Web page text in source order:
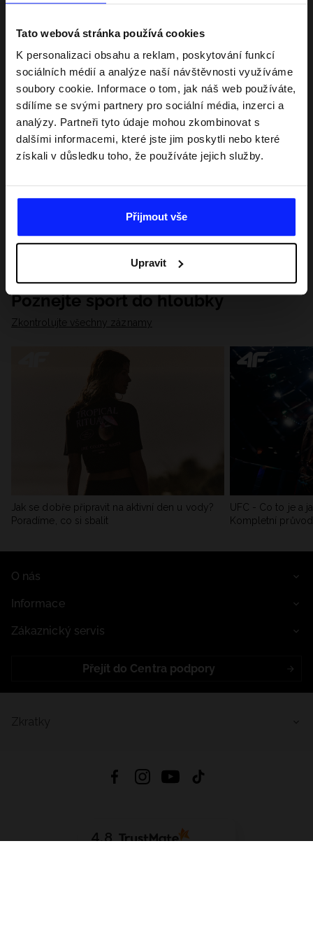
Tato webová stránka používá cookies
K personalizaci obsahu a reklam, poskytování funkcí
sociálních médií a analýze naší návštěvnosti využíváme
soubory cookie. Informace o tom, jak náš web používáte,
sdílíme se svými partnery pro sociální média, inzerci a
analýzy. Partneři tyto údaje mohou zkombinovat s
dalšími informacemi, které jste jim poskytli nebo které
získali v důsledku toho, že používáte jejich služby.
Přijmout vše
Upravit
Poznejte sport do hloubky
Zkontrolujte všechny záznamy
Jak se dobře připravit na aktivní den u vody?
Poradíme, co si sbalit
UFC - Co to je a
Kompletní
O nás
Informace
Zákaznický servis
Přejít do Centra podpory
4.8